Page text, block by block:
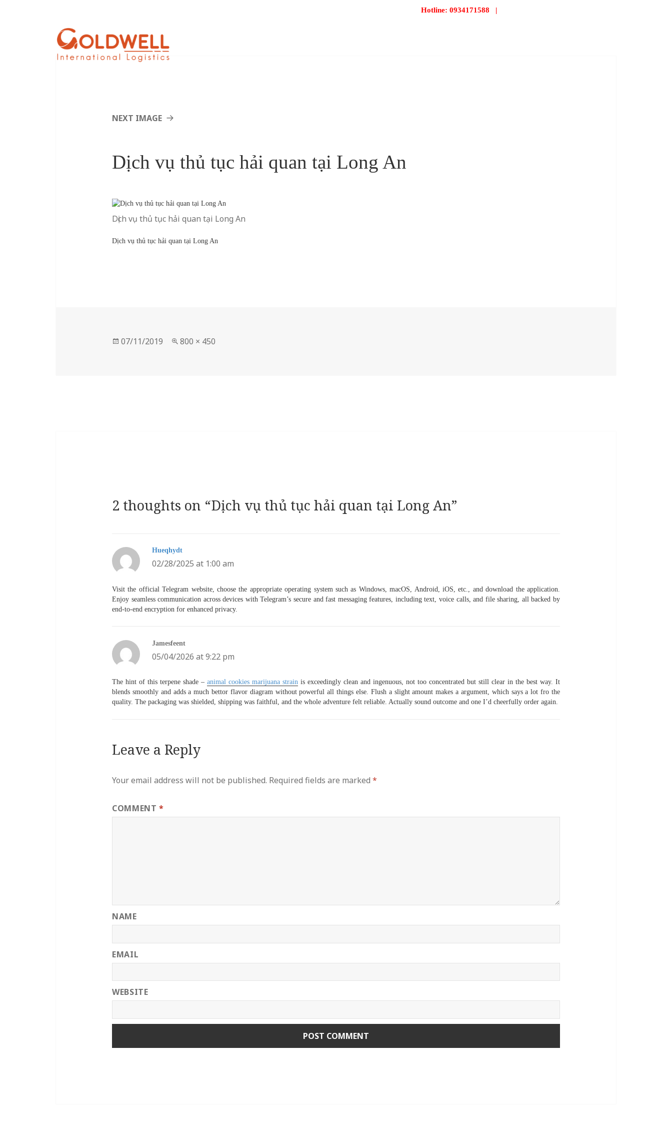
Hotline: 0934171588 |
NEXT IMAGE
Dịch vụ thủ tục hải quan tại Long An
Dịch vụ thủ tục hải quan tại Long An
Dịch vụ thủ tục hải quan tại Long An
Posted
07/11/2019
Full
800 × 450
2 thoughts on “Dịch vụ thủ tục hải quan tại Long An”
Hueqhydtsays:
02/28/2025 at 1:00 am
Visit the official Telegram website, choose the appropriate operating system such as Windows, macOS, Android, iOS, etc., and download the application.
Enjoy seamless communication across devices with Telegram’s secure and fast messaging features, including text, voice calls, and file sharing, all backed by
end-to-end encryption for enhanced privacy.
Jamesfeentsays:
05/04/2026 at 9:22 pm
The hint of this terpene shade – animal cookies marijuana strain is exceedingly clean and ingenuous, not too concentrated but still clear in the best way. It
blends smoothly and adds a much bettor flavor diagram without powerful all things else. Flush a slight amount makes a argument, which says a lot fro the
quality. The packaging was shielded, shipping was faithful, and the whole adventure felt reliable. Actually sound outcome and one I’d cheerfully order again.
Leave a Reply
Your email address will not be published. Required fields are marked *
COMMENT*
NAME
EMAIL
WEBSITE